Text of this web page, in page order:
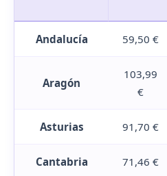
Andalucía 59,50 €
Aragón
103,99
€
Asturias 91,70 €
Cantabria 71,46 €